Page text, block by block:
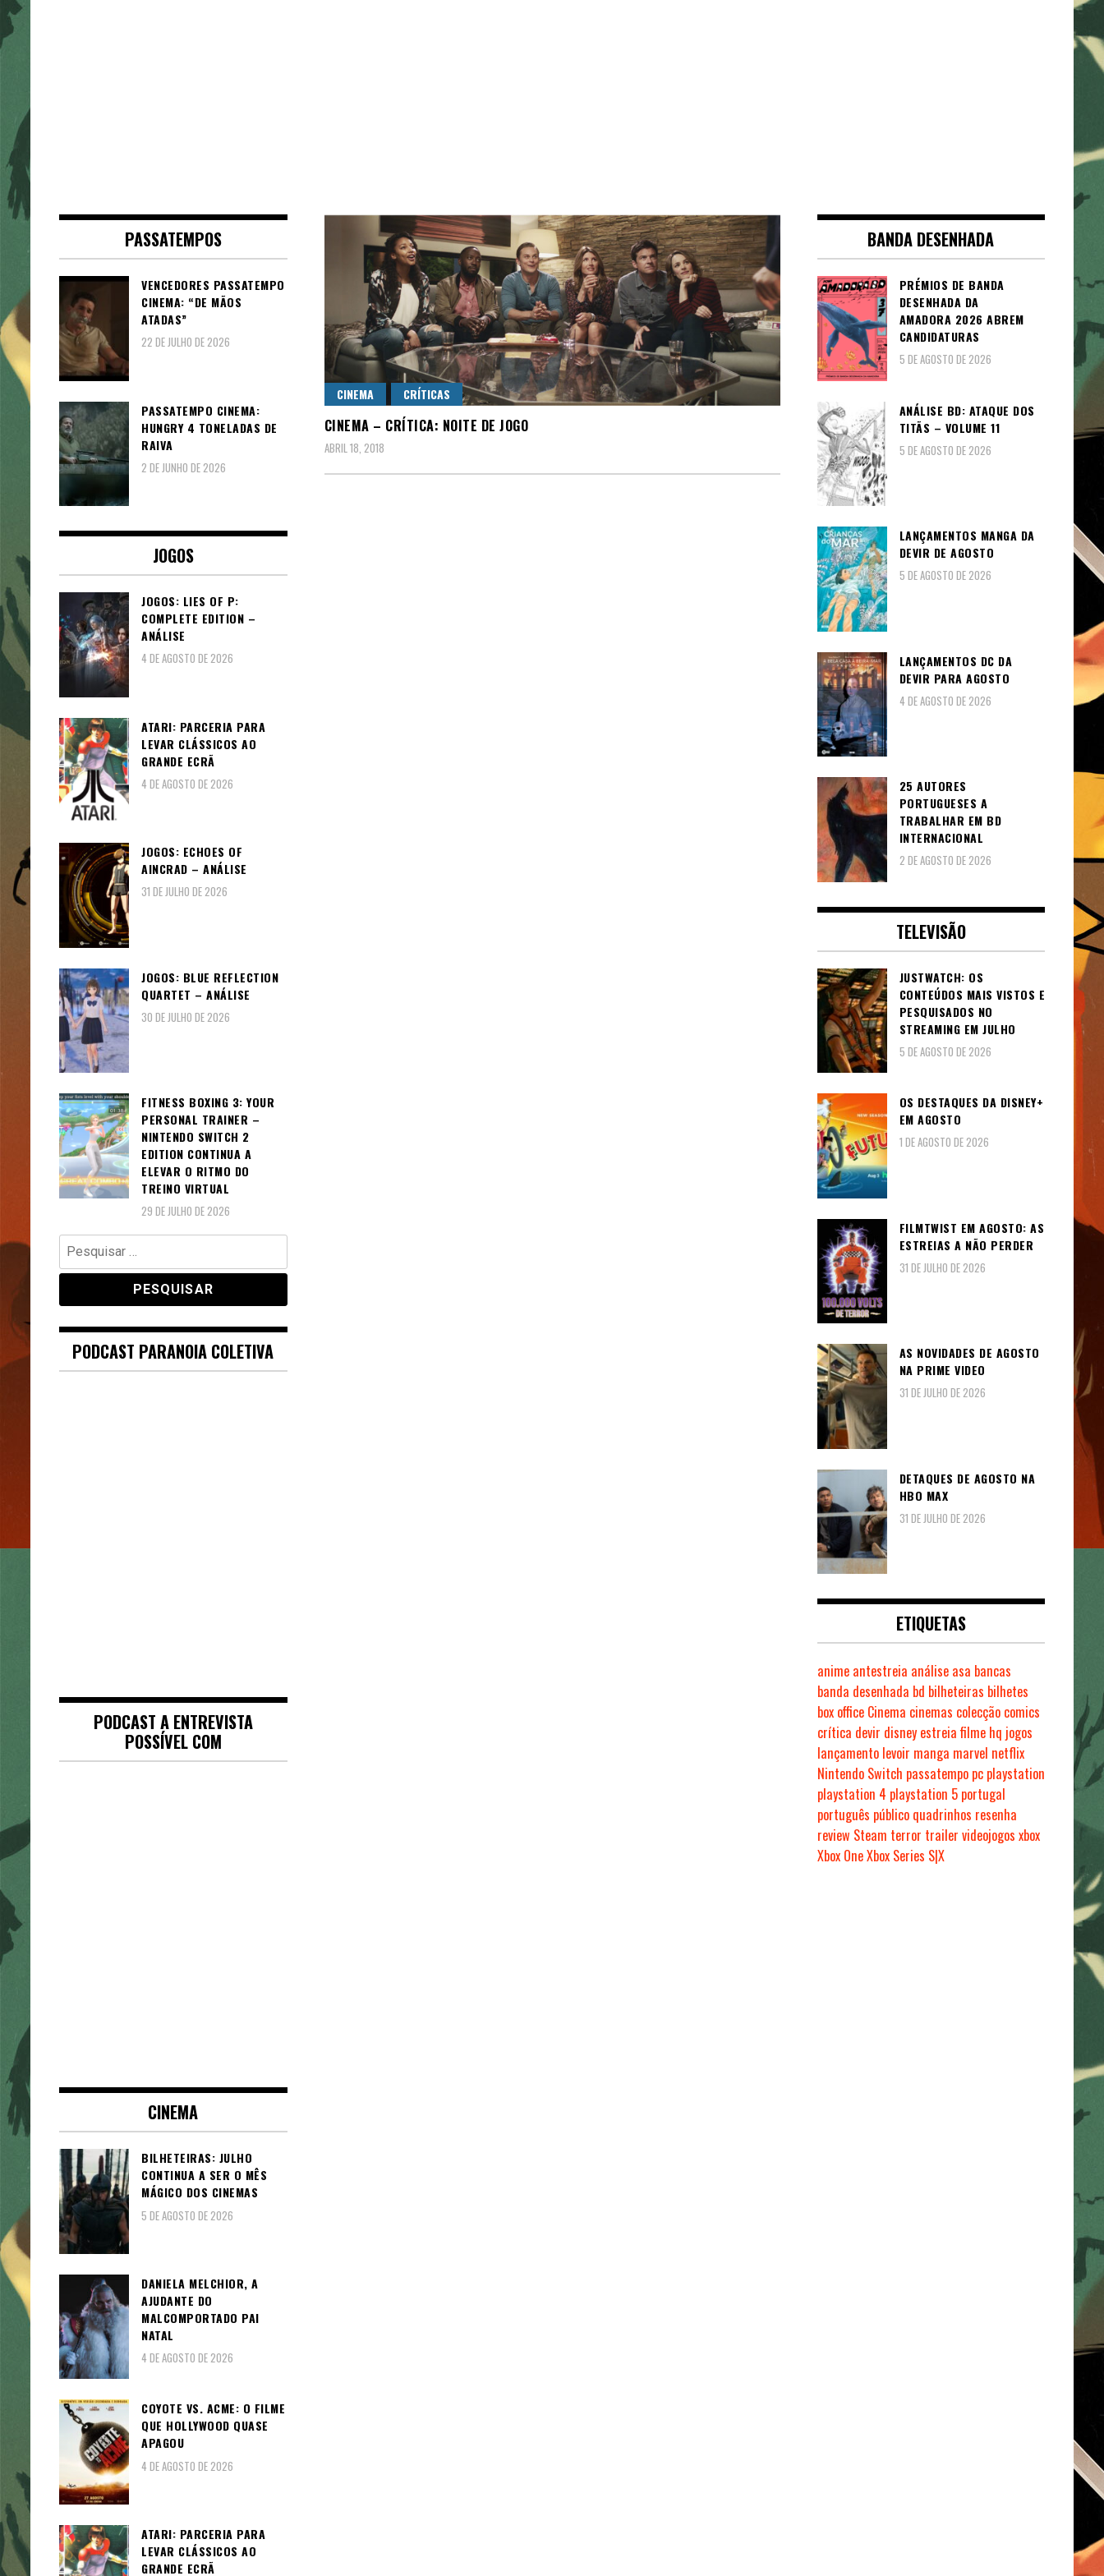
CINEMA CRÍTICAS
CINEMA – CRÍTICA: NOITE DE JOGO
ABRIL 18, 2018
PASSATEMPOS
VENCEDORES PASSATEMPO
CINEMA: “DE MÃOS
ATADAS”
22 DE JULHO DE 2026
PASSATEMPO CINEMA:
HUNGRY 4 TONELADAS DE
RAIVA
2 DE JUNHO DE 2026
JOGOS
JOGOS: LIES OF P:
COMPLETE EDITION –
ANÁLISE
4 DE AGOSTO DE 2026
ATARI: PARCERIA PARA
LEVAR CLÁSSICOS AO
GRANDE ECRÃ
4 DE AGOSTO DE 2026
JOGOS: ECHOES OF
AINCRAD – ANÁLISE
31 DE JULHO DE 2026
JOGOS: BLUE REFLECTION
QUARTET – ANÁLISE
30 DE JULHO DE 2026
FITNESS BOXING 3: YOUR
PERSONAL TRAINER –
NINTENDO SWITCH 2
EDITION CONTINUA A
ELEVAR O RITMO DO
TREINO VIRTUAL
29 DE JULHO DE 2026
Pesquisar
por:
PODCAST PARANOIA COLETIVA
PODCAST A ENTREVISTA
POSSÍVEL COM
CINEMA
BILHETEIRAS: JULHO
CONTINUA A SER O MÊS
MÁGICO DOS CINEMAS
5 DE AGOSTO DE 2026
DANIELA MELCHIOR, A
AJUDANTE DO
MALCOMPORTADO PAI
NATAL
4 DE AGOSTO DE 2026
COYOTE VS. ACME: O FILME
QUE HOLLYWOOD QUASE
APAGOU
4 DE AGOSTO DE 2026
ATARI: PARCERIA PARA
LEVAR CLÁSSICOS AO
GRANDE ECRÃ
BANDA DESENHADA
PRÉMIOS DE BANDA
DESENHADA DA
AMADORA 2026 ABREM
CANDIDATURAS
5 DE AGOSTO DE 2026
ANÁLISE BD: ATAQUE DOS
TITÃS – VOLUME 11
5 DE AGOSTO DE 2026
LANÇAMENTOS MANGA DA
DEVIR DE AGOSTO
5 DE AGOSTO DE 2026
LANÇAMENTOS DC DA
DEVIR PARA AGOSTO
4 DE AGOSTO DE 2026
25 AUTORES
PORTUGUESES A
TRABALHAR EM BD
INTERNACIONAL
2 DE AGOSTO DE 2026
TELEVISÃO
JUSTWATCH: OS
CONTEÚDOS MAIS VISTOS E
PESQUISADOS NO
STREAMING EM JULHO
5 DE AGOSTO DE 2026
OS DESTAQUES DA DISNEY+
EM AGOSTO
1 DE AGOSTO DE 2026
FILMTWIST EM AGOSTO: AS
ESTREIAS A NÃO PERDER
31 DE JULHO DE 2026
AS NOVIDADES DE AGOSTO
NA PRIME VIDEO
31 DE JULHO DE 2026
DETAQUES DE AGOSTO NA
HBO MAX
31 DE JULHO DE 2026
ETIQUETAS
anime antestreia análise asa bancas
banda desenhada bd bilheteiras bilhetes
box office Cinema cinemas colecção comics
crítica devir disney estreiafilme hq jogos
lançamento levoir manga marvel netflix
Nintendo Switch passatempo pc playstation
playstation 4 playstation 5 portugal
português público quadrinhos resenha
review Steam terror trailer videojogos xbox
Xbox OneXbox Series S|X